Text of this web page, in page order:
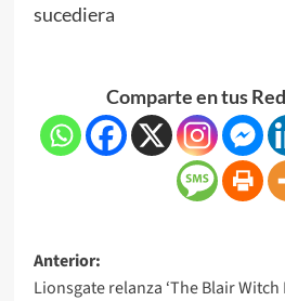
sucediera
Comparte en tus
Anterior:
Lionsgate relanza ‘The Blair